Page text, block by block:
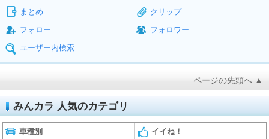
まとめ
クリップ
フォロー
フォロワー
ユーザー内検索
ページの先頭へ ▲
みんカラ 人気のカテゴリ
車種別 イイね！